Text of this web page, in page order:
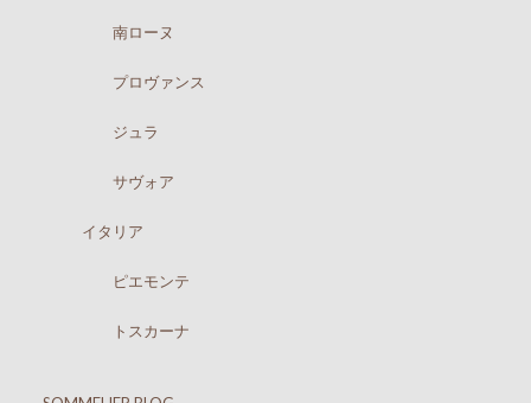
南ローヌ
プロヴァンス
ジュラ
サヴォア
イタリア
ピエモンテ
トスカーナ